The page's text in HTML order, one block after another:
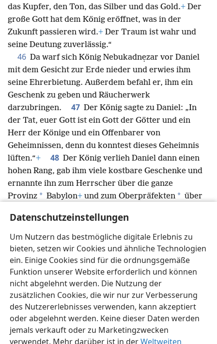
Datenschutzeinstellungen
Um Nutzern das bestmögliche digitale Erlebnis zu
bieten, setzen wir Cookies und ähnliche Technologien
ein. Einige Cookies sind für die ordnungsgemäße
Funktion unserer Website erforderlich und können
nicht abgelehnt werden. Die Nutzung der
zusätzlichen Cookies, die wir nur zur Verbesserung
des Nutzererlebnisses verwenden, kann akzeptiert
oder abgelehnt werden. Keine dieser Daten werden
jemals verkauft oder zu Marketingzwecken
verwendet. Mehr darüber ist in derWeltweiten
das Kupfer, den Ton, das Silber und das Gold.+ Der
große Gott hat dem König eröffnet, was in der
Zukunft passieren wird.+ Der Traum ist wahr und
seine Deutung zuverlässig.“
46 Da warf sich König Nebukadnẹzar vor Daniel
mit dem Gesicht zur Erde nieder und erwies ihm
seine Ehrerbietung. Außerdem befahl er, ihm ein
Geschenk zu geben und Räucherwerk
darzubringen.
47 Der König sagte zu Daniel: „In
der Tat, euer Gott ist ein Gott der Götter und ein
Herr der Könige und ein Offenbarer von
Geheimnissen, denn du konntest dieses Geheimnis
lüften.“+ 48 Der König verlieh Daniel dann einen
hohen Rang, gab ihm viele kostbare Geschenke und
ernannte ihn zum Herrscher über die ganze
Provinz * Babylon+ und zum Oberpräfekten * über
Wunsch hin betraute der König Schạdrach,
Mẹschach und Ạbednẹgo+mit der Verwaltung der
Provinz * Babylon. Daniel selbst aber diente am
Königshof.
Deutsch Teilen Einstellungen
Copyright© 2026 Watch Tower Bible and Tract Society of Pennsylvania
Nutzungsbedingungen
Datenschutzerklärung
Datenschutzeinstellungen
JW.ORG Anmelden